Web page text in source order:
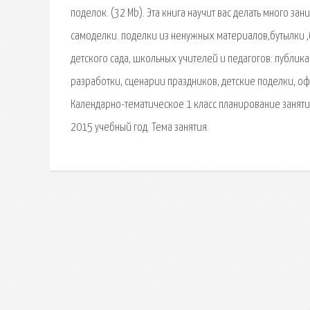
поделок. (32 Mb). Эта книга научит вас делать много
самоделки. поделки из ненужных материалов,бутылки
детского сада, школьных учителей и педагогов:
разработки, сценарии праздников, детские поделки,
Календарно-тематическое 1 класс планирование
2015 учебный год. Тема занятия.